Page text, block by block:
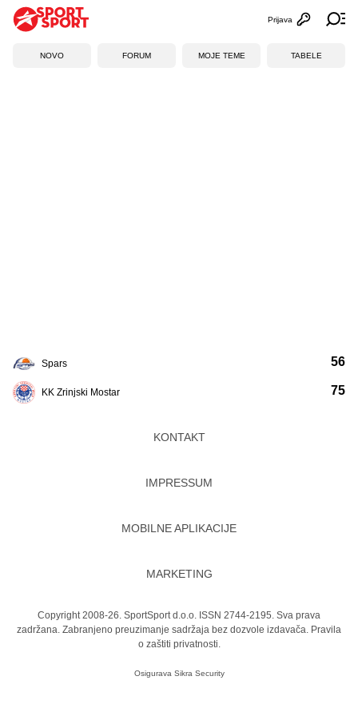
Otvori
Prijava
NOVO FORUM MOJE TEME TABELE
Spars
KK Zrinjski Mostar
56
75
KONTAKT
IMPRESSUM
MOBILNE APLIKACIJE
MARKETING
Copyright 2008-26. SportSport d.o.o. ISSN 2744-2195. Sva prava
zadržana. Zabranjeno preuzimanje sadržaja bez dozvole izdavača. Pravila
o zaštiti privatnosti.
Osigurava Sikra Security